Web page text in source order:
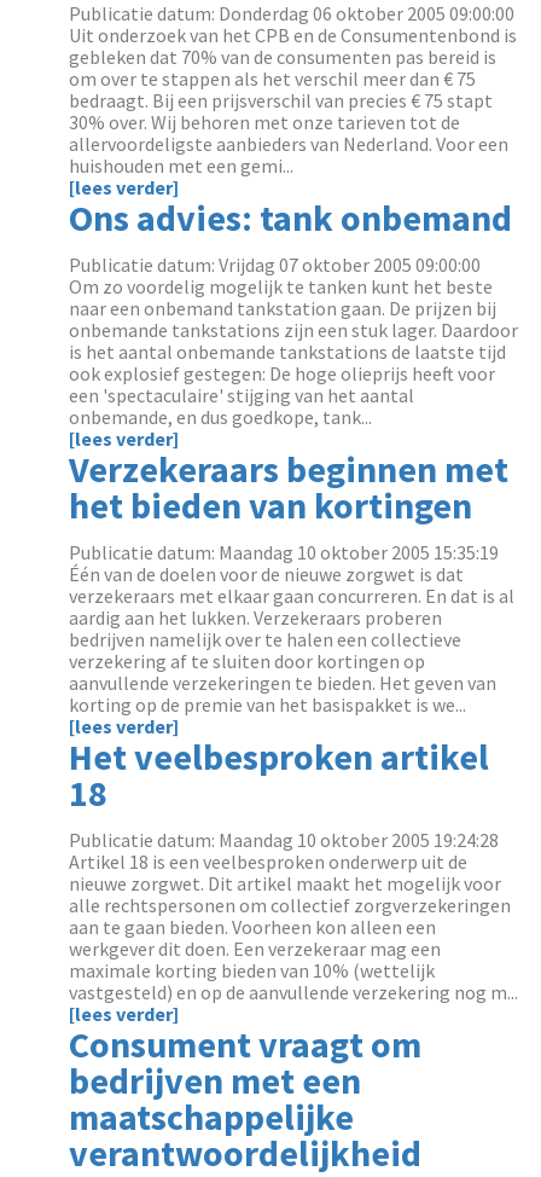
Publicatie datum: Donderdag 06 oktober 2005 09:00:00
Uit onderzoek van het CPB en de Consumentenbond is
gebleken dat 70% van de consumenten pas bereid is
om over te stappen als het verschil meer dan € 75
bedraagt. Bij een prijsverschil van precies € 75 stapt
30% over. Wij behoren met onze tarieven tot de
allervoordeligste aanbieders van Nederland. Voor een
huishouden met een gemi...
[lees verder]
Ons advies: tank onbemand
Publicatie datum: Vrijdag 07 oktober 2005 09:00:00
Om zo voordelig mogelijk te tanken kunt het beste
naar een onbemand tankstation gaan. De prijzen bij
onbemande tankstations zijn een stuk lager. Daardoor
is het aantal onbemande tankstations de laatste tijd
ook explosief gestegen: De hoge olieprijs heeft voor
een 'spectaculaire' stijging van het aantal
onbemande, en dus goedkope, tank...
[lees verder]
Verzekeraars beginnen met
het bieden van kortingen
Publicatie datum: Maandag 10 oktober 2005 15:35:19
Één van de doelen voor de nieuwe zorgwet is dat
verzekeraars met elkaar gaan concurreren. En dat is al
aardig aan het lukken. Verzekeraars proberen
bedrijven namelijk over te halen een collectieve
verzekering af te sluiten door kortingen op
aanvullende verzekeringen te bieden. Het geven van
korting op de premie van het basispakket is we...
[lees verder]
Het veelbesproken artikel
18
Publicatie datum: Maandag 10 oktober 2005 19:24:28
Artikel 18 is een veelbesproken onderwerp uit de
nieuwe zorgwet. Dit artikel maakt het mogelijk voor
alle rechtspersonen om collectief zorgverzekeringen
aan te gaan bieden. Voorheen kon alleen een
werkgever dit doen. Een verzekeraar mag een
maximale korting bieden van 10% (wettelijk
vastgesteld) en op de aanvullende verzekering nog m...
[lees verder]
Consument vraagt om
bedrijven met een
maatschappelijke
verantwoordelijkheid